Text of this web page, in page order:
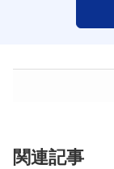
関連記事